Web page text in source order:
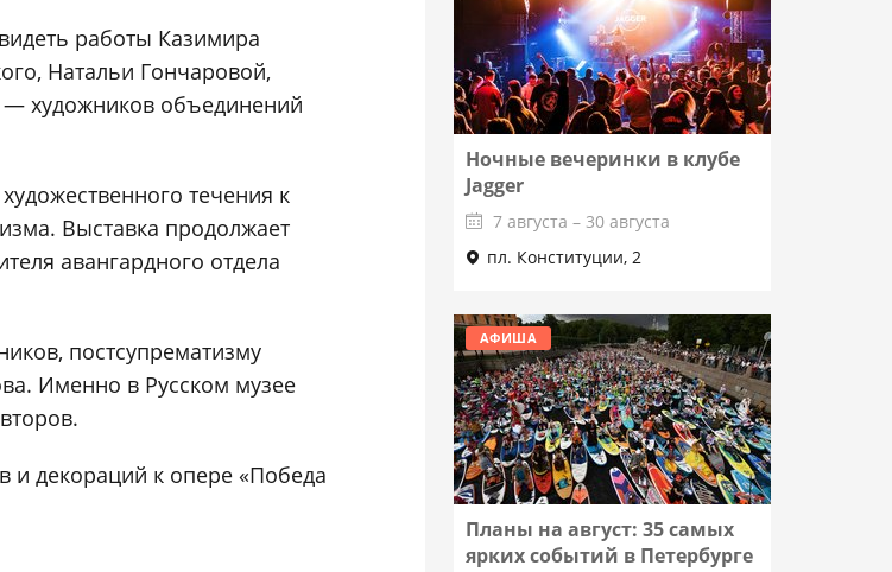
работы Казимира
Натальи Гончаровой,
художников объединений
течения к
Выставка продолжает
авангардного отдела
постсупрематизму
Именно в Русском музее
и декораций к опере «Победа
Ночные вечеринки в клубе
Jagger
7 августа – 30 августа
пл. Конституции, 2
Подробнее
АФИША
Планы на август: 35 самых
ярких событий в Петербурге